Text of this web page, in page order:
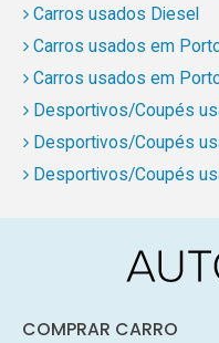
Carros usados Diesel
Carros usados em
Carros usados em
Desportivos/Coupés
Desportivos/Coupés
Desportivos/Coupés
COMPRAR CARRO